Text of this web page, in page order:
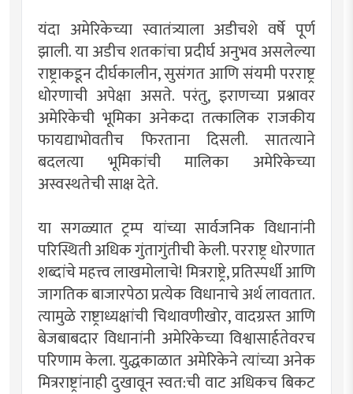
यंदा अमेरिकेच्या स्वातंत्र्याला अडीचशे वर्षे पूर्ण
झाली. या अडीच शतकांचा प्रदीर्घ अनुभव असलेल्या
राष्ट्राकडून दीर्घकालीन, सुसंगत आणि संयमी परराष्ट्र
धोरणाची अपेक्षा असते. परंतु, इराणच्या प्रश्नावर
अमेरिकेची भूमिका अनेकदा तत्कालिक राजकीय
फायद्याभोवतीच फिरताना दिसली. सातत्याने
बदलत्या भूमिकांची मालिका अमेरिकेच्या
अस्वस्थतेची साक्ष देते.
या सगळ्यात ट्रम्प यांच्या सार्वजनिक विधानांनी
परिस्थिती अधिक गुंतागुंतीची केली. परराष्ट्र धोरणात
शब्दांचे महत्त्व लाखमोलाचे! मित्रराष्ट्रे, प्रतिस्पर्धी आणि
जागतिक बाजारपेठा प्रत्येक विधानाचे अर्थ लावतात.
त्यामुळे राष्ट्राध्यक्षांची चिथावणीखोर, वादग्रस्त आणि
बेजबाबदार विधानांनी अमेरिकेच्या विश्वासार्हतेवरच
परिणाम केला. युद्धकाळात अमेरिकेने त्यांच्या अनेक
मित्रराष्ट्रांनाही दुखावून स्वत:ची वाट अधिकच बिकट